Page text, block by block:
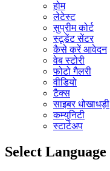
होम
लेटेस्ट
सुप्रीम कोर्ट
स्टूडेंट सेंटर
कैसे करें आवेदन
वेब स्टोरी
फोटो गैलरी
वीडियो
टैक्स
साइबर धोखाधड़ी
कम्युनिटी
स्टार्टअप
Select Language